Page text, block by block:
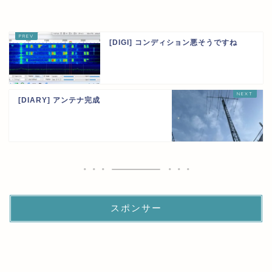
[DIGI] コンディション悪そうですね
[DIARY] アンテナ完成
スポンサー